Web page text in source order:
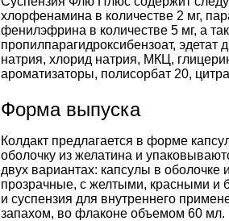
хлорфенамина в количестве 2 мг,
фенилэфрина в количестве 5 мг, а
пропилпарагидроксибензоат, эдетат
натрия, хлорид натрия, МКЦ,
ароматизаторы, полисорбат 20,
Форма выпуска
Колдакт предлагается в форме
оболочку из желатина и
двух вариантах: капсулы в
прозрачные, с желтыми, красными и
и суспензия для внутреннего
запахом, во флаконе объемом 60 мл.